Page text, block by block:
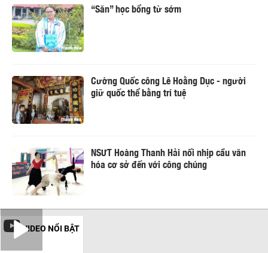
“Săn” học bổng từ sớm
Cường Quốc công Lê Hoằng Dục - người
giữ quốc thể bằng trí tuệ
NSƯT Hoàng Thanh Hải nối nhịp cầu văn
hóa cơ sở đến với công chúng
VIDEO NỔI BẬT